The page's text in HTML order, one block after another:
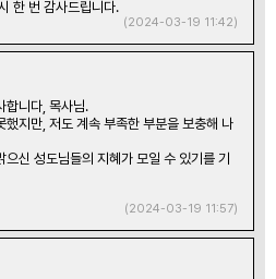
한 번 감사드립니다.
(2024-03-19 11:42)
합니다, 목사님.
했지만, 저도 계속 부족한 부분을 보충해 나
신 성도님들의 지혜가 모일 수 있기를 기
(2024-03-19 11:57)